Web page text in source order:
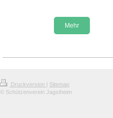
Mehr
Druckversion | Sitemap
© Schützenverein Jagstheim